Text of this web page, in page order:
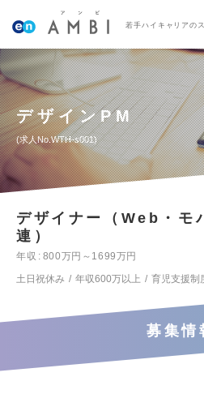
若手ハイキャリアの
デザインPM
求人No.WTH-s001
デザイナー（Web・モ
連）
年収
800万円～1699万円
土日祝休み
年収600万以上 育児支援制
募集情